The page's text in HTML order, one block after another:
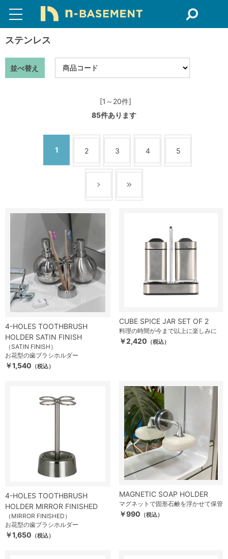
ステンレス
並べ替え
[1～20件]
85件あります
1 2 3 4 5
4-HOLES TOOTHBRUSH
HOLDER SATIN FINISH
（SATIN FINISH）
お花型の歯ブラシホルダー
￥1,540 （税込）
CUBE SPICE JAR SET OF 2
料理の時間が今まで以上に楽しみに
￥2,420 （税込）
4-HOLES TOOTHBRUSH
HOLDER MIRROR FINISHED
（MIRROR FINISHED）
お花型の歯ブラシホルダー
￥1,650 （税込）
MAGNETIC SOAP HOLDER
マグネットで固形石鹸を浮かせて保管
￥990 （税込）